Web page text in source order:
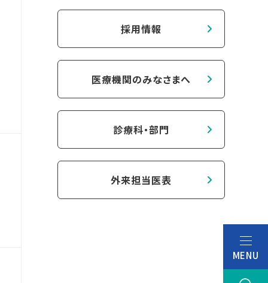
MENU
採用情報
医療機関のみなさまへ
診療科・部門
外来担当医表